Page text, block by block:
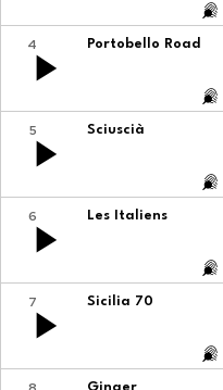
4 Portobello Road
5 Sciuscià
6 Les Italiens
7 Sicilia 70
Ginger